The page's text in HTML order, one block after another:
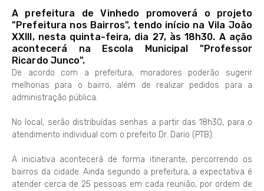
A prefeitura de Vinhedo promoverá o projeto
"Prefeitura nos Bairros", tendo início na Vila João
XXIII, nesta quinta-feira, dia 27, às 18h30. A ação
acontecerá na Escola Municipal "Professor
Ricardo Junco".
De acordo com a prefeitura, moradores poderão sugerir
melhorias para o bairro, além de realizar pedidos para a
administração pública.
No local, serão distribuídas senhas a partir das 18h30, para o
atendimento individual com o prefeito Dr. Dario (PTB).
A iniciativa acontecerá de forma itinerante, percorrendo os
bairros da cidade. Ainda segundo a prefeitura, a expectativa é
atender cerca de 25 pessoas em cada reunião, por ordem de